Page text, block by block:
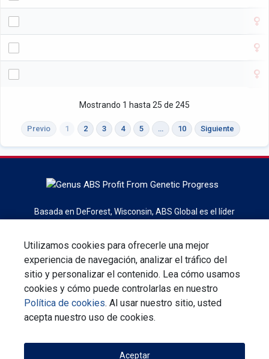
Mostrando 1 hasta 25 de 245
Previo 1 2 3 4 5 … 10 Siguiente
Utilizamos cookies para ofrecerle una mejor
experiencia de navegación, analizar el tráfico del
sitio y personalizar el contenido. Lea cómo usamos
cookies y cómo puede controlarlas en nuestro
Política de cookies. Al usar nuestro sitio, usted
acepta nuestro uso de cookies.
Aceptar
Basada en DeForest, Wisconsin, ABS Global es el líder
Regístrese en el boletín
Contáctenos Declaración de Privacidad
Términos y Condiciones de Uso
Responsabilidad Corporativa